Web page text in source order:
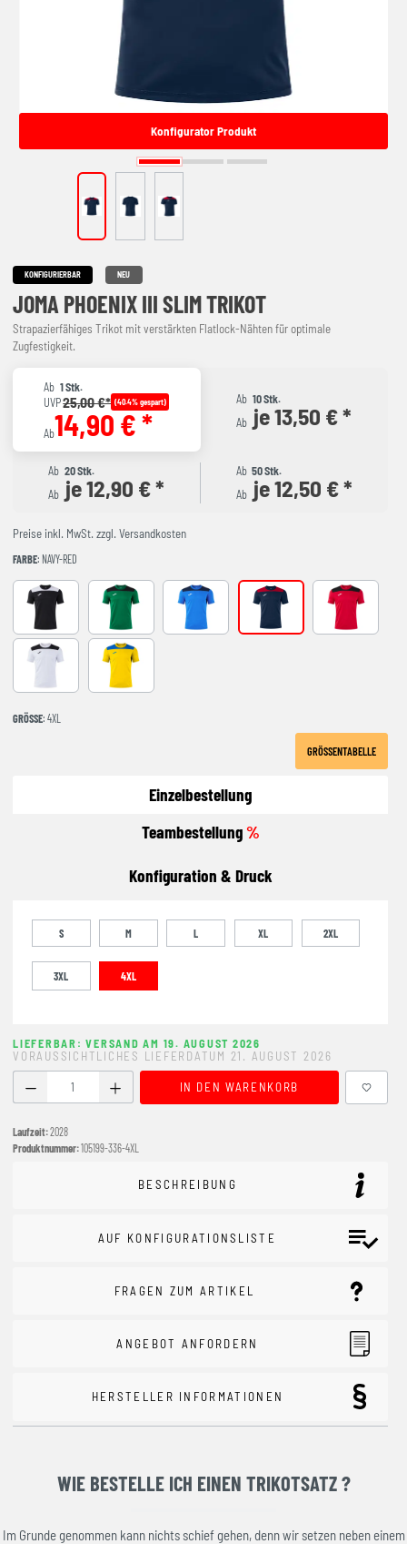
Konfigurator Produkt
KONFIGURIERBAR NEU
JOMA PHOENIX III SLIM TRIKOT
Strapazierfähiges Trikot mit verstärkten Flatlock-Nähten für optimale
Zugfestigkeit.
Ab 1 Stk.
UVP25,00 €* (40.4% gespart)
Ab14,90 € *
Ab 10 Stk.
Ab je 13,50 € *
Ab 20 Stk.
Ab je 12,90 € *
Ab 50 Stk.
Ab je 12,50 € *
Preise inkl. MwSt. zzgl. Versandkosten
FARBE: NAVY-RED
BLACK-WHITE GREEEN-BLACK ROYAL-NAVY NAVY-RED RED-BLACK
YELLOW-ROYAL
GRÖSSE : 4XL
GRÖSSENTABELLE
Einzelbestellung
Teambestellung%
Konfiguration & Druck
S M L XL 2XL
3XL 4XL
LIEFERBAR: VERSAND AM 19. AUGUST 2026
VORAUSSICHTLICHES LIEFERDATUM 21. AUGUST 2026
Produkt Anzahl: Gib den gewünschten Wert ein oder
IN DEN WARENKORB
Laufzeit:2028
Produktnummer:105199-336-4XL
BESCHREIBUNG
AUF KONFIGURATIONSLISTE
FRAGEN ZUM ARTIKEL
ANGEBOT ANFORDERN
HERSTELLER INFORMATIONEN
WIE BESTELLE ICH EINEN TRIKOTSATZ ?
Im Grunde genommen kann nichts schief gehen, denn wir setzen neben einem